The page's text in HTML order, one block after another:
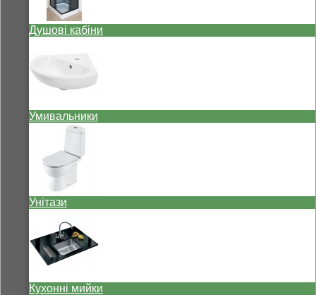
Душові кабіни
Умивальники
Унітази
Кухонні мийки